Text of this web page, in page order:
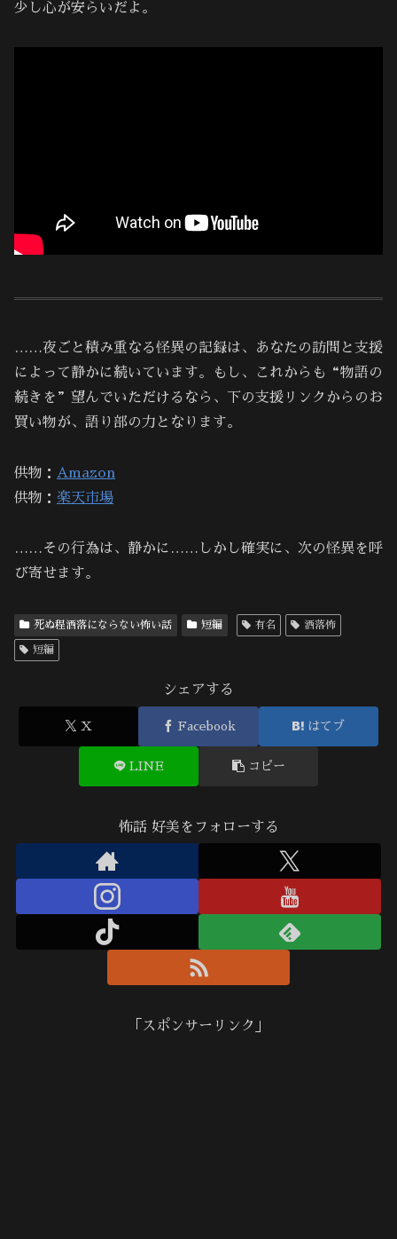
少し心が安らいだよ。
……夜ごと積み重なる怪異の記録は、あなたの訪問と支援
によって静かに続いています。もし、これからも“物語の
続きを”望んでいただけるなら、下の支援リンクからのお
買い物が、語り部の力となります。
供物： Amazon
供物： 楽天市場
……その行為は、静かに……しかし確実に、次の怪異を呼
び寄せます。
死ぬ程洒落にならない怖い話 短編 有名 洒落怖
短編
シェアする
X Facebook はてブ
LINE コピー
怖話 好美をフォローする
「スポンサーリンク」